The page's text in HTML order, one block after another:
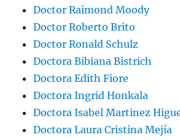
Doctor Raimond Moody
Doctor Roberto Brito
Doctor Ronald Schulz
Doctora Bibiana Bistrich
Doctora Edith Fiore
Doctora Ingrid Honkala
Doctora Isabel Martinez
Doctora Laura Cristina Mejía